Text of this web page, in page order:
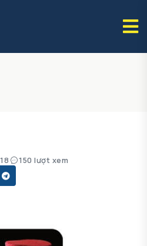
150 lượt xem